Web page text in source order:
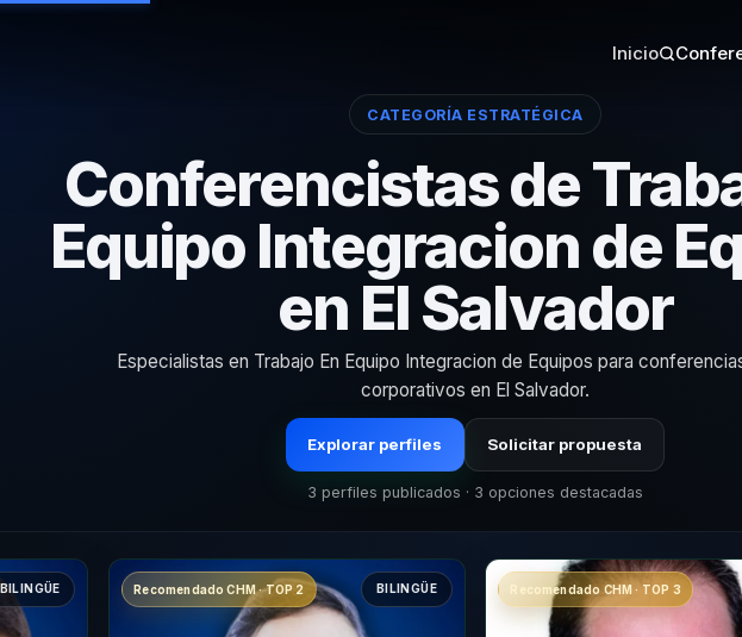
Inicio
CATEGORÍA ESTRATÉGICA
Conferencistas de
Equipo Integracion de
en El Salvador
Especialistas en Trabajo En Equipo Integracion de Equipos para
corporativos en El Salvador.
Explorar perfiles Solicitar propuesta
3 perfiles publicados · 3 opciones destacadas
BILINGÜE Recomendado CHM · TOP 2 BILINGÜE Recomendado CHM · TOP 3